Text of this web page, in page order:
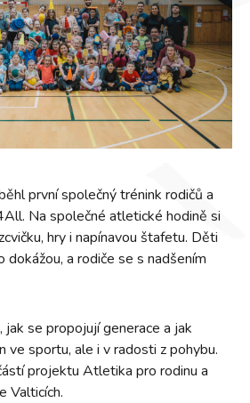
první společný trénink rodičů a
Na společné atletické hodině si
hry i napínavou štafetu. Děti
dokážou, a rodiče se s nadšením
se propojují generace a jak
ve sportu, ale i v radosti z pohybu.
projektu Atletika pro rodinu a
Valticích.